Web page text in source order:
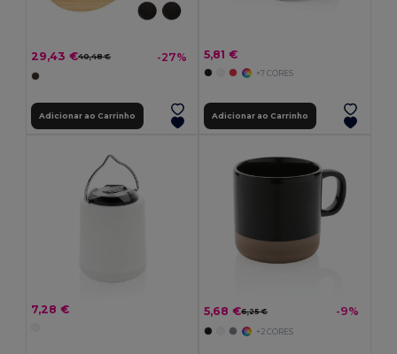
29,43 €40,48 € -27%
Adicionar ao Carrinho
5,81 €
+7 CORES
Adicionar ao Carrinho
7,28 € 5,68 €6,25 € -9%
+2 CORES